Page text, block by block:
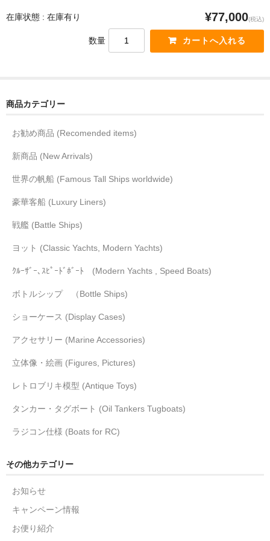
在庫状態 : 在庫有り ¥77,000(税込)
数量
商品カテゴリー
お勧め商品 (Recomended items)
新商品 (New Arrivals)
世界の帆船 (Famous Tall Ships worldwide)
豪華客船 (Luxury Liners)
戦艦 (Battle Ships)
ヨット (Classic Yachts, Modern Yachts)
ｸﾙｰｻﾞｰ､ｽﾋﾟｰﾄﾞﾎﾞｰﾄ (Modern Yachts , Speed Boats)
ボトルシップ （Bottle Ships)
ショーケース (Display Cases)
アクセサリー (Marine Accessories)
立体像・絵画 (Figures, Pictures)
レトロブリキ模型 (Antique Toys)
タンカー・タグボート (Oil Tankers Tugboats)
ラジコン仕様 (Boats for RC)
その他カテゴリー
お知らせ
キャンペーン情報
お便り紹介